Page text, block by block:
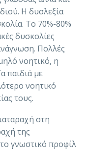
Η δυσλεξία
Το 70%-80%
δυσκολίες
Πολλές
νοητικό, η
παιδιά με
νοητικό
τους.
στη
της
γνωστικό προφίλ